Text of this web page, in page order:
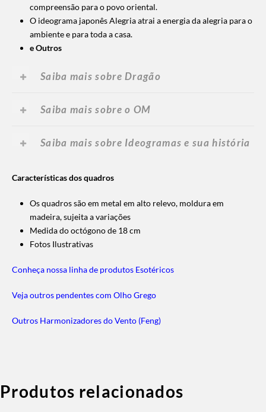
compreensão para o povo oriental.
O ideograma japonês Alegria atrai a energia da alegria para o
ambiente e para toda a casa.
e Outros
Saiba mais sobre Dragão
Saiba mais sobre o OM
Saiba mais sobre Ideogramas e sua história
Características dos quadros
Os quadros são em metal em alto relevo, moldura em
madeira, sujeita a variações
Medida do octógono de 18 cm
Fotos Ilustrativas
Conheça nossa linha de produtos Esotéricos
Veja outros pendentes com Olho Grego
Outros Harmonizadores do Vento (Feng)
Produtos relacionados